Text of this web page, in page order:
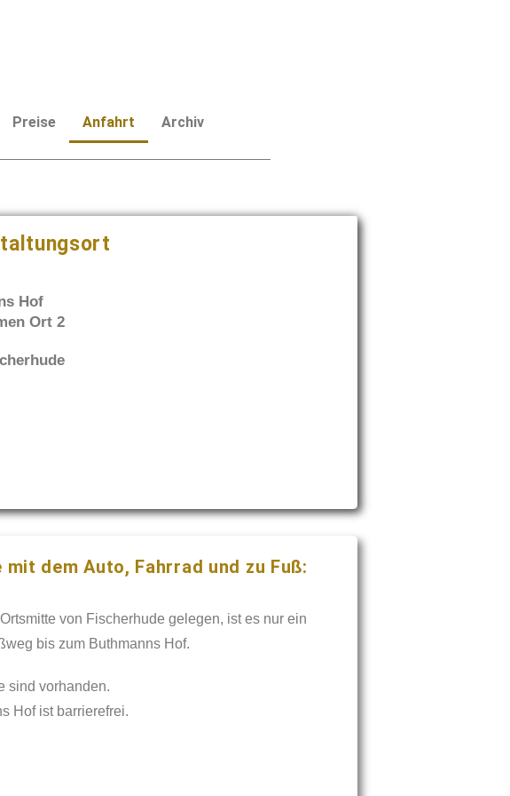
Preise Anfahrt Archiv
Hof
Ort 2
mit dem Auto, Fahrrad und zu Fuß:
von Fischerhude gelegen, ist es nur ein
bis zum Buthmanns Hof.
sind vorhanden.
Hof ist barrierefrei.